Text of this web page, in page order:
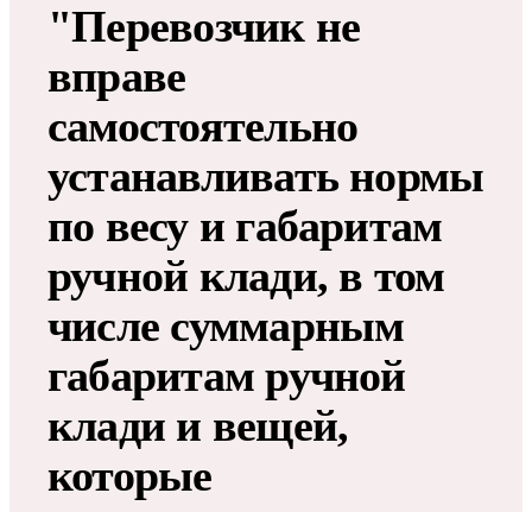
"Перевозчик не
вправе
самостоятельно
устанавливать нормы
по весу и габаритам
ручной клади, в том
числе суммарным
габаритам ручной
клади и вещей,
которые